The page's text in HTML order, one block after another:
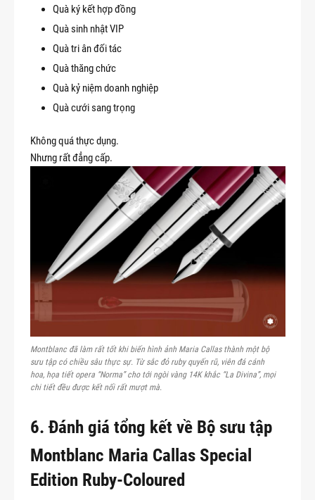
Quà ký kết hợp đồng
Quà sinh nhật VIP
Quà tri ân đối tác
Quà thăng chức
Quà kỷ niệm doanh nghiệp
Quà cưới sang trọng
Không quá thực dụng.
Nhưng rất đẳng cấp.
Montblanc đã làm rất tốt khi biến hình ảnh Maria Callas thành một bộ
sưu tập có chiều sâu thực sự. Từ sắc đỏ ruby quyến rũ, viên đá cánh
hoa, họa tiết opera “Norma” cho tới ngòi vàng 14K khắc “La Divina”, mọi
chi tiết đều được kết nối rất mượt mà.
6. Đánh giá tổng kết về Bộ sưu tập
Montblanc Maria Callas Special
Edition Ruby-Coloured